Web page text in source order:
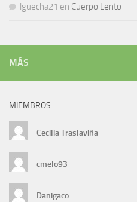
lguecha21 en Cuerpo Lento
MÁS
MIEMBROS
Cecilia Traslaviña
cmelo93
Danigaco